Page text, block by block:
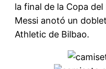
la final de la Copa
Messi anotó un
Athletic de Bilbao.